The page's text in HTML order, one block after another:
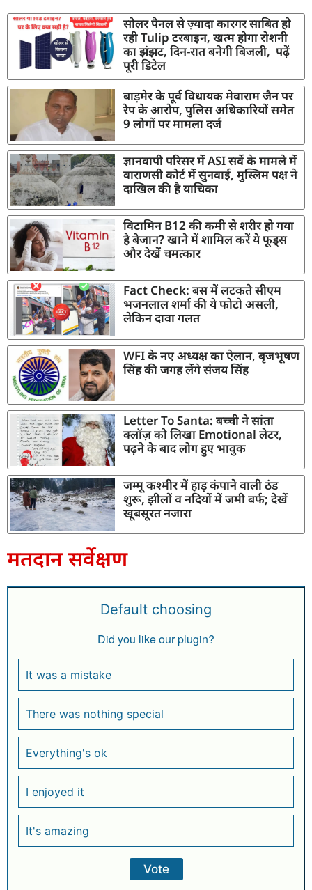
सोलर पैनल से ज़्यादा कारगर साबित हो
रही Tulip टरबाइन, खत्म होगा रोशनी
का झंझट, दिन-रात बनेगी बिजली, पढ़ें
पूरी डिटेल
बाड़मेर के पूर्व विधायक मेवाराम जैन पर
रेप के आरोप, पुलिस अधिकारियों समेत
9 लोगों पर मामला दर्ज
ज्ञानवापी परिसर में ASI सर्वे के मामले में
वाराणसी कोर्ट में सुनवाई, मुस्लिम पक्ष ने
दाखिल की है याचिका
विटामिन B12 की कमी से शरीर हो गया
है बेजान? खाने में शामिल करें ये फूड्स
और देखें चमत्कार
Fact Check: बस में लटकते सीएम
भजनलाल शर्मा की ये फोटो असली,
लेकिन दावा गलत
WFI के नए अध्यक्ष का ऐलान, बृजभूषण
सिंह की जगह लेंगे संजय सिंह
Letter To Santa: बच्ची ने सांता
क्लॉज़ को लिखा Emotional लेटर,
पढ़ने के बाद लोग हुए भावुक
जम्मू कश्मीर में हाड़ कंपाने वाली ठंड
शुरू, झीलों व नदियों में जमी बर्फ; देखें
खूबसूरत नजारा
मतदान सर्वेक्षण
Default choosing
Did you like our plugin?
It was a mistake
There was nothing special
Everything's ok
I enjoyed it
It's amazing